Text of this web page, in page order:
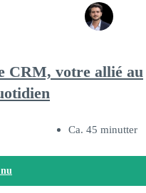
CRM, votre allié au
Ca. 45 minutter